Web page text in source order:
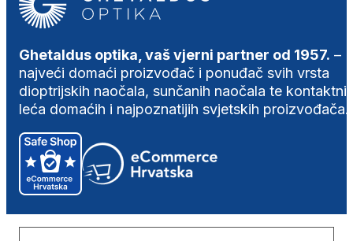
Ghetaldus optika, vaš vjerni partner od 1957. –
najveći domaći proizvođač i ponuđač svih vrsta
dioptrijskih naočala, sunčanih naočala te
leća domaćih i najpoznatijih svjetskih proizvođača.